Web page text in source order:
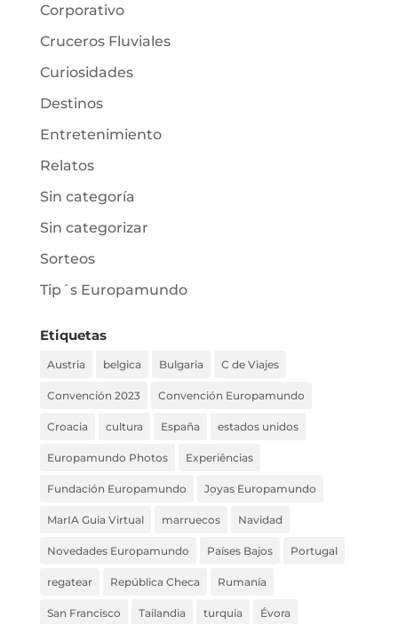
Corporativo
Cruceros Fluviales
Curiosidades
Destinos
Entretenimiento
Relatos
Sin categoría
Sin categorizar
Sorteos
Tip´s Europamundo
Etiquetas
Austria belgica Bulgaria C de Viajes
Convención 2023 Convención Europamundo
Croacia cultura España estados unidos
Europamundo Photos Experiências
Fundación Europamundo Joyas Europamundo
MarIA Guia Virtual marruecos Navidad
Novedades Europamundo Países Bajos Portugal
regatear República Checa Rumanía
San Francisco Tailandia turquía Évora